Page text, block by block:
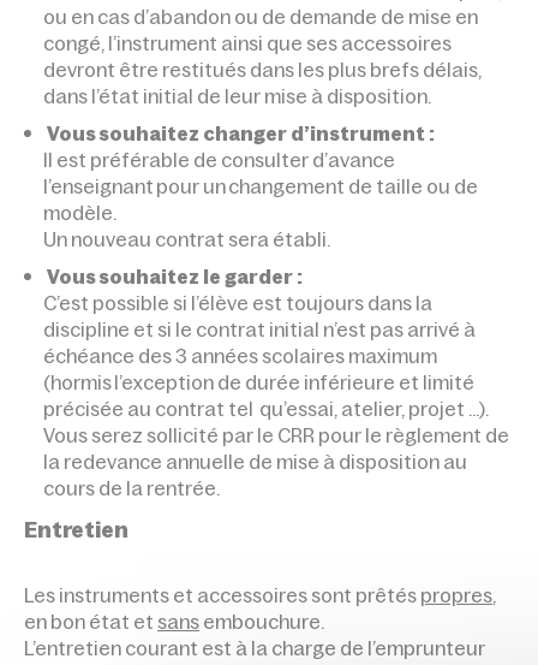
ou en cas d’abandon ou de demande de mise en
congé, l’instrument ainsi que ses accessoires
devront être restitués dans les plus brefs délais,
dans l’état initial de leur mise à disposition.
Vous souhaitez changer d’instrument :
Il est préférable de consulter d’avance
l’enseignant pour un changement de taille ou de
modèle.
Un nouveau contrat sera établi.
Vous souhaitez le garder :
C’est possible si l’élève est toujours dans la
discipline et si le contrat initial n’est pas arrivé à
échéance des 3 années scolaires maximum
(hormis l’exception de durée inférieure et limité
précisée au contrat tel qu’essai, atelier, projet …).
Vous serez sollicité par le CRR pour le règlement de
la redevance annuelle de mise à disposition au
cours de la rentrée.
Entretien
Les instruments et accessoires sont prêtés propres
en bon état et sans embouchure.
L’entretien courant est à la charge de l’emprunteur